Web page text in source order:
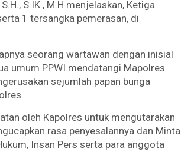
S.IK., M.H menjelaskan, Ketiga
1 tersangka pemerasan, di
seorang wartawan dengan inisial
umum PPWI mendatangi Mapolres
sejumlah papan bunga
oleh Kapolres untuk mengutarakan
rasa penyesalannya dan Minta
Insan Pers serta para anggota